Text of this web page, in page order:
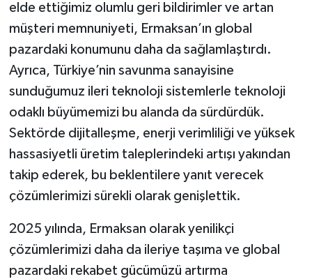
elde ettiğimiz olumlu geri bildirimler ve artan
müşteri memnuniyeti, Ermaksan’ın global
pazardaki konumunu daha da sağlamlaştırdı.
Ayrıca, Türkiye’nin savunma sanayisine
sunduğumuz ileri teknoloji sistemlerle teknoloji
odaklı büyümemizi bu alanda da sürdürdük.
Sektörde dijitalleşme, enerji verimliliği ve yüksek
hassasiyetli üretim taleplerindeki artışı yakından
takip ederek, bu beklentilere yanıt verecek
çözümlerimizi sürekli olarak genişlettik.
2025 yılında, Ermaksan olarak yenilikçi
çözümlerimizi daha da ileriye taşıma ve global
pazardaki rekabet gücümüzü artırma